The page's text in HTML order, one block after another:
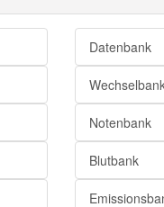
Datenbank
Notenbank
Blutbank